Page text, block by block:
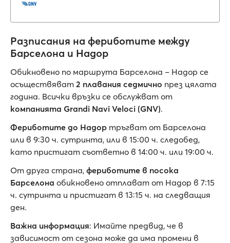
Разписания на фериботите между
Барселона и Надор
Обикновено по маршрута Барселона – Надор се
осъществяват 2 плавания седмично през цялата
година. Всички връзки се обслужват от
компанията Grandi Navi Veloci (GNV).
Фериботите до Надор тръгват от Барселона
или в 9:30 ч. сутринта, или в 15:00 ч. следобед,
като пристигат съответно в 14:00 ч. или 19:00 ч.
От друга страна, фериботите в посока
Барселона обикновено отплават от Надор в 7:15
ч. сутринта и пристигат в 13:15 ч. на следващия
ден.
Важна информация: Имайте предвид, че в
зависимост от сезона може да има промени в